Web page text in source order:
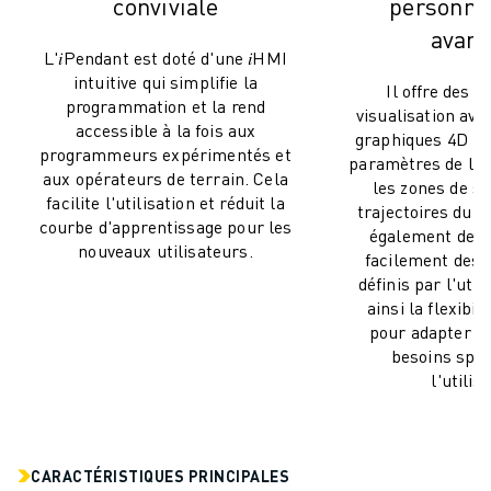
MACHINES D'ÉLECTROÉROSION PAR FIL
ROBOCUT MACHINES D'ÉLECTROÉROSION À FIL
ROBOCUT MATÉRIEL
LOGICIEL ROBOCUT
ROBOCUT MAINTENANCE PRÉVENTIVE
DURABILITÉ DU ROBOCUT
SOLUTIONS IIOT
SOLUTIONS POUR L'USINE INTELLIGENTE
DES SOLUTIONS D'USINE INTELLIGENTE POUR AMÉLIORER
AUTOMOBILE
L'𝑖Pendant est doté d'une 𝑖HMI
intuitive qui simplifie la
programmation et la rend
accessible à la fois aux
programmeurs expérimentés et
aux opérateurs de terrain. Cela
facilite l'utilisation et réduit la
courbe d'apprentissage pour les
nouveaux utilisateurs.
Il offre des
visualisation
graphiques 4D
paramètres de
les zones de
trajectoires du
également de
facilement des
définis par
ainsi la
pour adapter
besoins
CARACTÉRISTIQUES PRINCIPALES